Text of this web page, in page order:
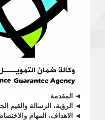
المقدمة
الرؤية، الرسالة والقيم
الاهداف، المهام